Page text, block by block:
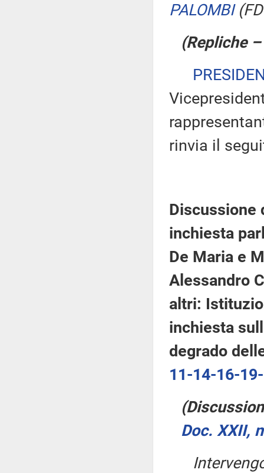
PALOMBI
(Repliche
rinvia il
Discussione
inchiesta
De Maria e
Alessandro
altri:
inchiesta
degrado
11-14-16-
Doc. XXII,